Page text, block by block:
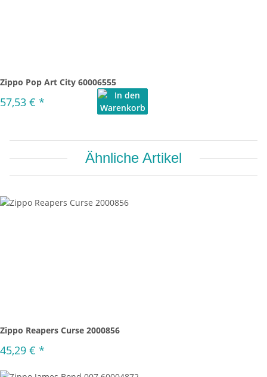
Zippo Pop Art City 60006555
57,53 € *
Ähnliche Artikel
Zippo Reapers Curse 2000856
45,29 € *